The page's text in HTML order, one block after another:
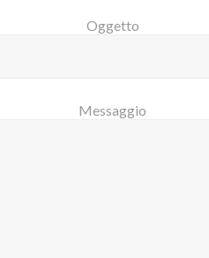
Oggetto
Messaggio